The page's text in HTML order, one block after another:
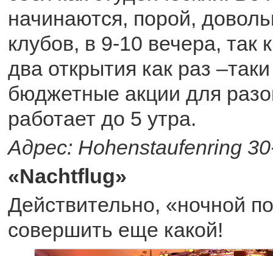
начинаются, порой,
клубов, в 9-10 вечера, так
два открытия как раз
бюджетные акции для
работает до 5 утра.
Адрес: Hohenstaufenring
«Nachtflug»
Действительно, «ночной
совершить еще какой!